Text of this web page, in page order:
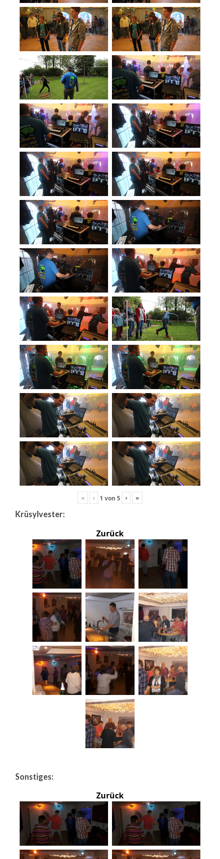
« ‹ 1 von 5 › »
Krüsylvester:
Zurück
Sonstiges:
Zurück